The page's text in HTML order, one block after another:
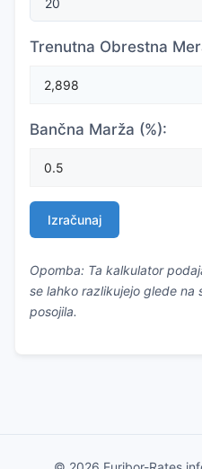
Trenutna Obrestna
Bančna Marža (%):
Izračunaj
Opomba: Ta kalkulator
se lahko razlikujejo glede na
posojila.